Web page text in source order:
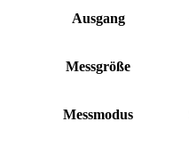
Ausgang
Messgröße
Messmodus